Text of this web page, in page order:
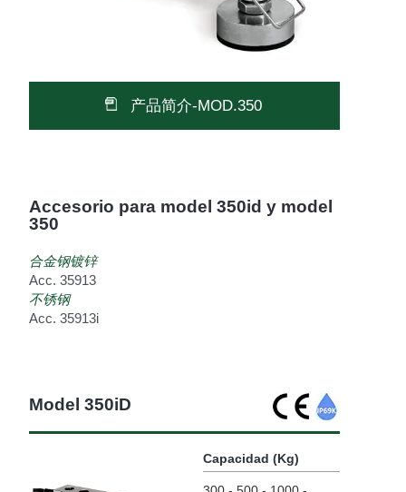
产品简介-MOD.350
Accesorio para model 350id y model
350
合金钢镀锌
Acc. 35913
不锈钢
Acc. 35913i
Model 350iD
Capacidad (Kg)